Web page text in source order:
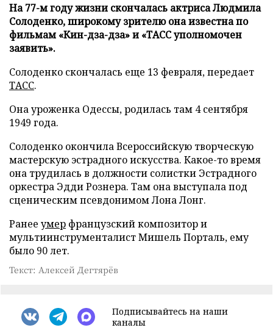
На 77-м году жизни скончалась актриса Людмила
Солоденко, широкому зрителю она известна по
фильмам «Кин-дза-дза» и «ТАСС уполномочен
заявить».
Солоденко скончалась еще 13 февраля, передает
ТАСС.
Она уроженка Одессы, родилась там 4 сентября
1949 года.
Солоденко окончила Всероссийскую творческую
мастерскую эстрадного искусства. Какое-то время
она трудилась в должности солистки Эстрадного
оркестра Эдди Рознера. Там она выступала под
сценическим псевдонимом Лона Лонг.
Ранее умер французский композитор и
мультиинструменталист Мишель Порталь, ему
было 90 лет.
Текст: Алексей Дегтярёв
Подписывайтесь на наши
каналы